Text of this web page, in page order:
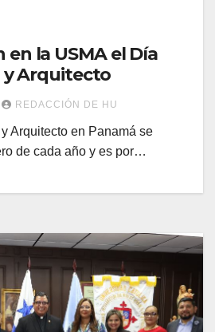
la USMA el Día
y Arquitecto
REDACCIÓN DE HU
Arquitecto en Panamá se
de cada año y es por…